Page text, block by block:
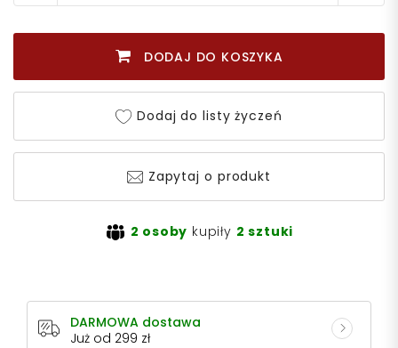
DODAJ DO KOSZYKA
Dodaj do listy życzeń
Zapytaj o produkt
2 osoby kupiły 2 sztuki
DARMOWA dostawa
Już od 299 zł